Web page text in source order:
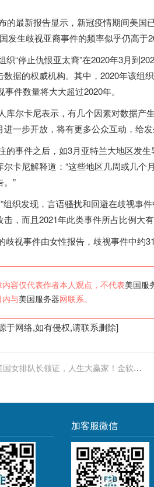
最新报告显示，新冠疫情期间美国
发生歧视亚裔事件的频率似乎仍高于
停止仇恨亚太裔”在2020年3月到
据的权威机构。其中，2020年该组
件数量将大大超过2020年。
尔卡尼表示，有几个因素对数据产
一步开放，将有更多公众互动，给发
件之后，如3月亚特兰大地区发生
卡尼解释道：“这些地区几周或几
。”
织发现，言语骚扰和回避在歧视事
，而且2021年此类事件所占比例大
事件由女性报告，歧视事件中约
容仅代表作者本人观点，不代表美国服
内与美国服务器 网联系。
于网络,如有侵权,请联系删除]
女排队长领证，人生大赢家！金软景
加客服微信